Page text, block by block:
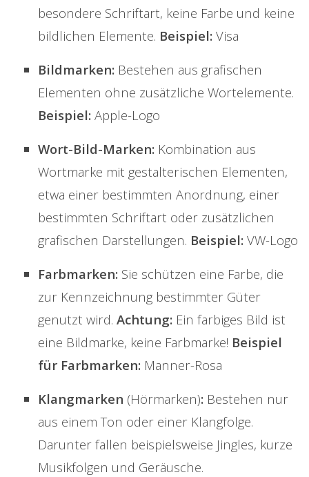
besondere Schriftart, keine Farbe und keine
bildlichen Elemente. Beispiel: Visa
Bildmarken: Bestehen aus grafischen
Elementen ohne zusätzliche Wortelemente.
Beispiel: Apple-Logo
Wort-Bild-Marken: Kombination aus
Wortmarke mit gestalterischen Elementen,
etwa einer bestimmten Anordnung, einer
bestimmten Schriftart oder zusätzlichen
grafischen Darstellungen. Beispiel: VW-Logo
Farbmarken: Sie schützen eine Farbe, die
zur Kennzeichnung bestimmter Güter
genutzt wird. Achtung: Ein farbiges Bild ist
eine Bildmarke, keine Farbmarke! Beispiel
für Farbmarken: Manner-Rosa
Klangmarken (Hörmarken): Bestehen nur
aus einem Ton oder einer Klangfolge.
Darunter fallen beispielsweise Jingles, kurze
Musikfolgen und Geräusche.